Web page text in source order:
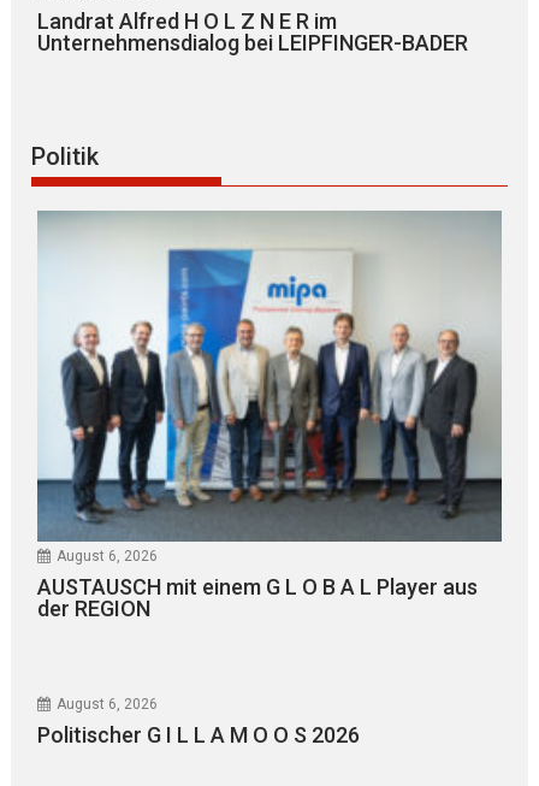
Landrat Alfred H O L Z N E R im
Unternehmensdialog bei LEIPFINGER-BADER
Politik
August 6, 2026
AUSTAUSCH mit einem G L O B A L Player aus
der REGION
August 6, 2026
Politischer G I L L A M O O S 2026